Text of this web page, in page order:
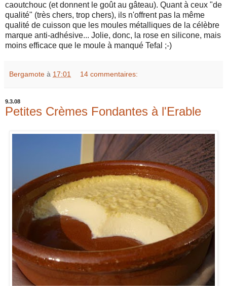
caoutchouc (et donnent le goût au gâteau). Quant à ceux "de
qualité" (très chers, trop chers), ils n'offrent pas la même
qualité de cuisson que les moules métalliques de la célèbre
marque anti-adhésive... Jolie, donc, la rose en silicone, mais
moins efficace que le moule à manqué Tefal ;-)
Bergamote à 17:01 14 commentaires:
9.3.08
Petites Crèmes Fondantes à l'Erable